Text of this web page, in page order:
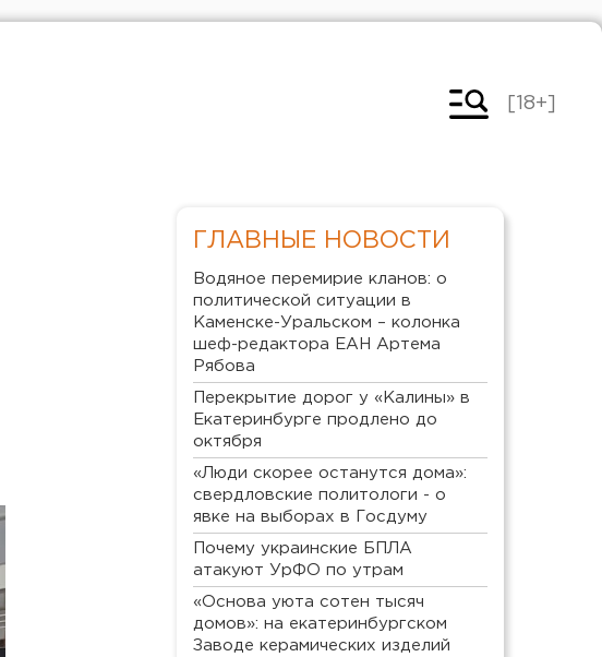
[18+]
ГЛАВНЫЕ НОВОСТИ
Водяное перемирие кланов: о
политической ситуации в
Каменске-Уральском – колонка
шеф-редактора ЕАН Артема
Рябова
Перекрытие дорог у «Калины» в
Екатеринбурге продлено до
октября
«Люди скорее останутся дома»:
свердловские политологи - о
явке на выборах в Госдуму
Почему украинские БПЛА
атакуют УрФО по утрам
«Основа уюта сотен тысяч
домов»: на екатеринбургском
Заводе керамических изделий